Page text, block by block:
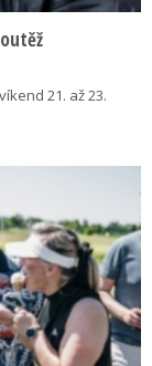
21. až 23.